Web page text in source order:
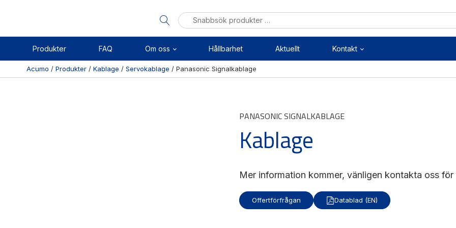
Sök
efter:
Produkter FAQ Om oss Hållbarhet Aktuellt Kontakt
Linjärenheter
Axelkopplingar
Kulskruvar
Mätning Maskinsäkerhet
Acumo / Produkter / Kablage / Servokablage / Panasonic Signalkablage
PANASONIC SIGNALKABLAGE
Kablage
Mer information kommer, vänligen kontakta oss för
Offertförfrågan Datablad (EN)